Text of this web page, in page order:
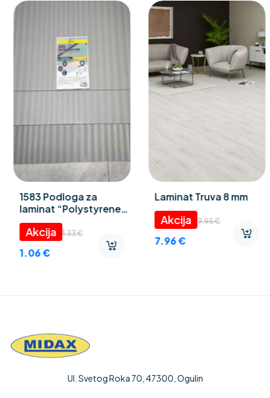
1583 Podloga za
laminat “Polystyrene
foam” 3 mm
1.33€
1.06€
Laminat Truva 8 mm
9.95€
7.96€
Ul. Svetog Roka 70, 47300, Ogulin